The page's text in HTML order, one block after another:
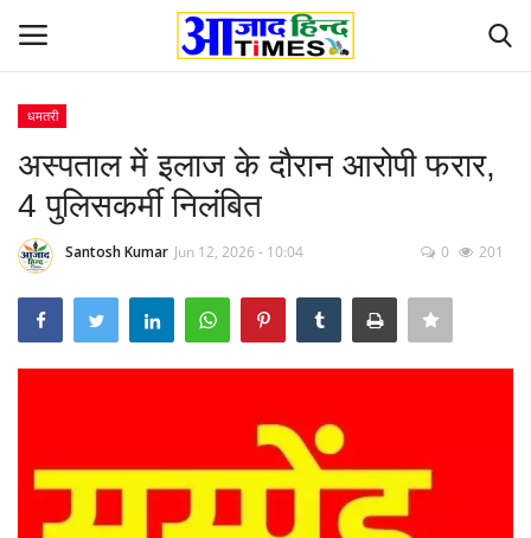
Home
ओडिशा
Contact
धमतरी
अस्पताल में इलाज के दौरान आरोपी फरार,
4 पुलिसकर्मी निलंबित
Santosh Kumar Jun 12, 2026 - 10:04 0 201